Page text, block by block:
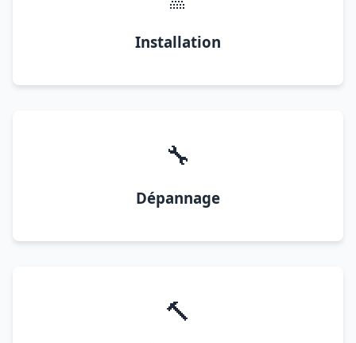
Installation
🔧
Dépannage
🔨